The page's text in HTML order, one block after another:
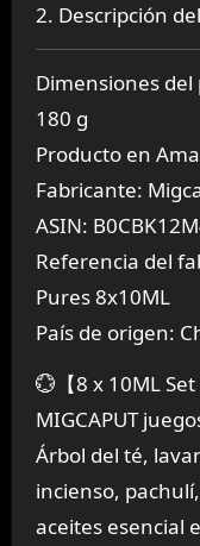
2. Descripción
Dimensiones
180 g
Producto en
Fabricante:
ASIN:
Referencia del
Pures 8x10ML
País de origen:
💮【8 x 10ML
MIGCAPUT
Árbol del té,
incienso,
aceites esencial